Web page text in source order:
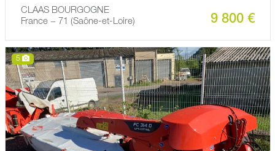
CLAAS BOURGOGNE
France − 71 (Saône-et-Loire)
9 800 €
5